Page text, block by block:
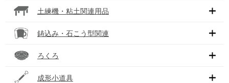
土練機・粘土関連用品
鋳込み・石こう型関連
ろくろ
成形小道具